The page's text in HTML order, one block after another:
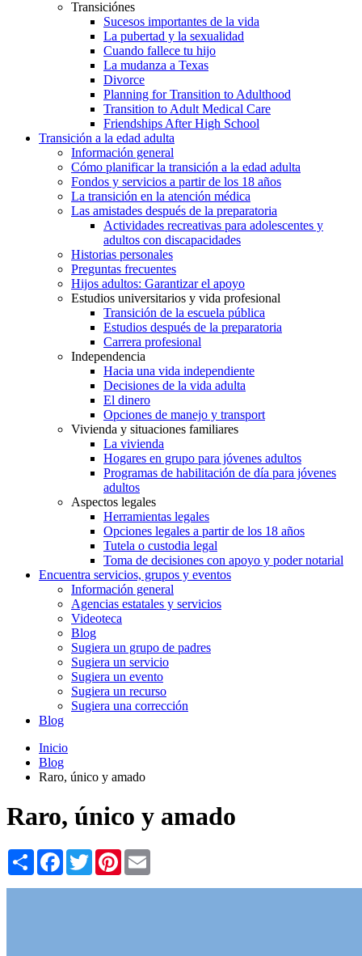
Transiciónes
Sucesos importantes de la vida
La pubertad y la sexualidad
Cuando fallece tu hijo
La mudanza a Texas
Divorce
Planning for Transition to Adulthood
Transition to Adult Medical Care
Friendships After High School
Transición a la edad adulta
Información general
Cómo planificar la transición a la edad adulta
Fondos y servicios a partir de los 18 años
La transición en la atención médica
Las amistades después de la preparatoria
Actividades recreativas para adolescentes y
adultos con discapacidades
Historias personales
Preguntas frecuentes
Hijos adultos: Garantizar el apoyo
Estudios universitarios y vida profesional
Transición de la escuela pública
Estudios después de la preparatoria
Carrera profesional
Independencia
Hacia una vida independiente
Decisiones de la vida adulta
El dinero
Opciones de manejo y transport
Vivienda y situaciones familiares
La vivienda
Hogares en grupo para jóvenes adultos
Programas de habilitación de día para jóvenes
adultos
Aspectos legales
Herramientas legales
Opciones legales a partir de los 18 años
Tutela o custodia legal
Toma de decisiones con apoyo y poder notarial
Encuentra servicios, grupos y eventos
Información general
Agencias estatales y servicios
Videoteca
Blog
Sugiera un grupo de padres
Sugiera un servicio
Sugiera un evento
Sugiera un recurso
Sugiera una corrección
Blog
Inicio
Blog
Raro, único y amado
Raro, único y amado
Share Facebook
TwitterPinterest